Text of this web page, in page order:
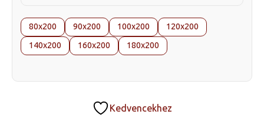
80x200 90x200 100x200
120x200
140x200
160x200 180x200
Kedvencekhez